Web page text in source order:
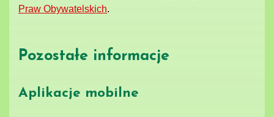
Praw Obywatelskich.
Pozostałe informacje
Aplikacje mobilne